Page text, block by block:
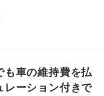
も車の維持費を払
レーション付きで